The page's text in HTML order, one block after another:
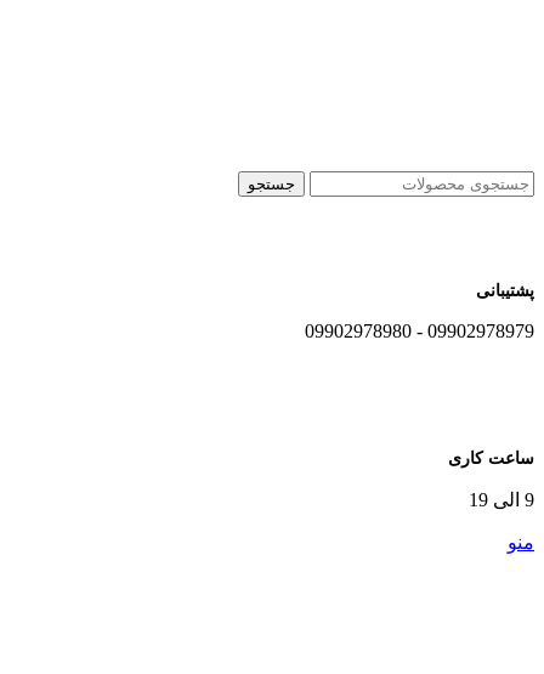
جستجو
پشتیبانی
09902978979 - 09902978980
ساعت کاری
9 الی 19
منو